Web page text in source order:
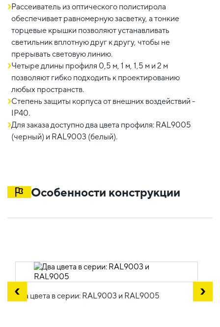
Рассеиватель из оптического полистирола
обеспечивает равномерную засветку, а тонкие
торцевые крышки позволяют устанавливать
светильник вплотную друг к другу, чтобы не
прерывать световую линию.
Четыре длины профиля 0,5 м, 1 м, 1,5 м и 2 м
позволяют гибко подходить к проектированию
любых пространств.
Степень защиты корпуса от внешних воздействий -
IP40.
Для заказа доступно два цвета профиля: RAL9005
(черный) и RAL9003 (белый).
Особенности конструкции
Два цвета в серии: RAL9003 и RAL9005